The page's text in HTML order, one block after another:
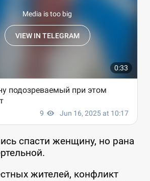
спасти женщину, но рана
жителей, конфликт